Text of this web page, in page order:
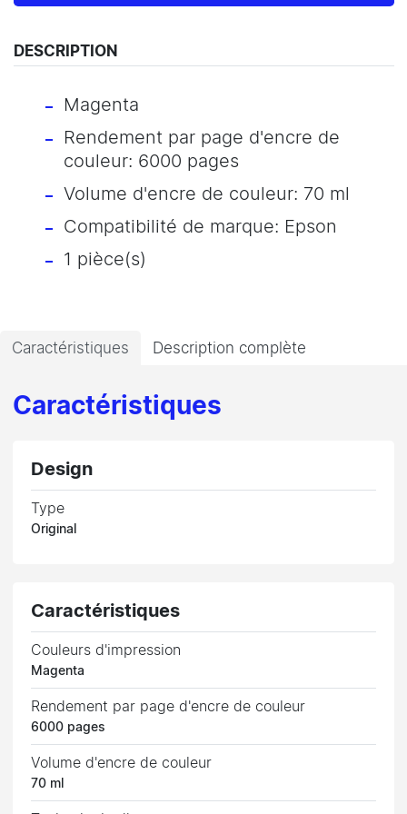
DESCRIPTION
Magenta
Rendement par page d'encre de
couleur: 6000 pages
Volume d'encre de couleur: 70 ml
Compatibilité de marque: Epson
1 pièce(s)
Caractéristiques Description complète
Caractéristiques
Design
Type
Original
Caractéristiques
Couleurs d'impression
Magenta
Rendement par page d'encre de couleur
6000 pages
Volume d'encre de couleur
70 ml